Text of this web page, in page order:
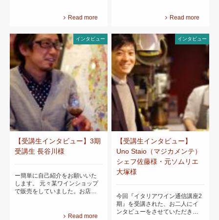
Read more Read more
インタビュー
【受講生インタビュー】3期
受講生 長谷川様
ー簡単に自己紹介をお願いいた
します。 元々某ワインショップ
で販売をしていました。お店…
Read more
インタビュー
【受講生インタビュー】
Uno Staio（マジカメンテ）
シェフ佐藤様・元ソムリエ
大塚様
今回『イタリアワイン通信講座2
期』を受講された、お二人にイ
ンタビューをさせていただき…